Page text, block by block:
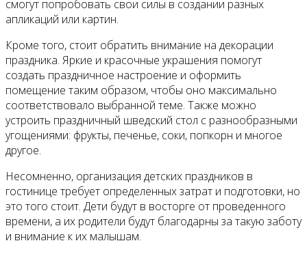
смогут попробовать свои силы в создании разных
апликаций или картин.
Кроме того, стоит обратить внимание на декорации
праздника. Яркие и красочные украшения помогут
создать праздничное настроение и оформить
помещение таким образом, чтобы оно максимально
соответствовало выбранной теме. Также можно
устроить праздничный шведский стол с разнообразными
угощениями: фрукты, печенье, соки, попкорн и многое
другое.
Несомненно, организация детских праздников в
гостинице требует определенных затрат и подготовки, но
это того стоит. Дети будут в восторге от проведенного
времени, а их родители будут благодарны за такую заботу
и внимание к их малышам.